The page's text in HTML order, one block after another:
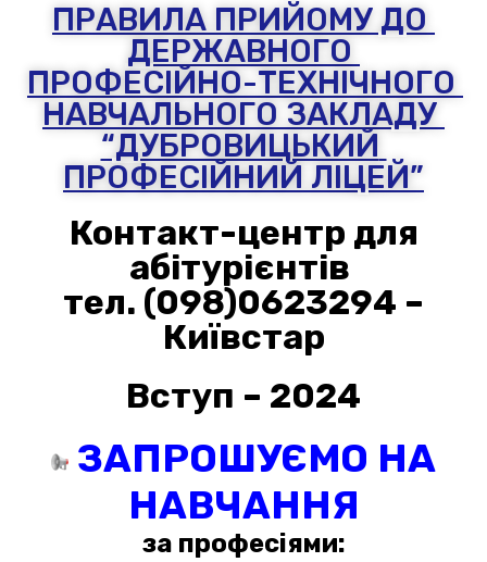
ПРАВИЛА ПРИЙОМУ ДО
ДЕРЖАВНОГО
ПРОФЕСІЙНО-ТЕХНІЧНОГО
НАВЧАЛЬНОГО ЗАКЛАДУ
“ДУБРОВИЦЬКИЙ
ПРОФЕСІЙНИЙ ЛІЦЕЙ”
Контакт-центр для
абітурієнтів
тел. (098)0623294 –
Київстар
Вступ – 2024
ЗАПРОШУЄМО НА
НАВЧАННЯ
за професіями: